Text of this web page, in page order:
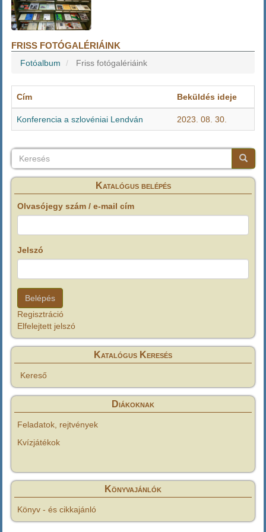
FRISS FOTÓGALÉRIÁINK
Fotóalbum Friss fotógalériáink
Cím Beküldés ideje
Konferencia a szlovéniai Lendván 2023. 08. 30.
Keresés
Keresés
Katalógus belépés
Olvasójegy szám / e-mail cím
Jelszó
Regisztráció
Elfelejtett jelszó
Katalógus Keresés
Kereső
Diákoknak
Feladatok, rejtvények
Kvízjátékok
Könyvajánlók
Könyv - és cikkajánló